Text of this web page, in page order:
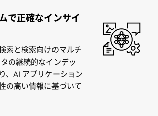
で正確なインサイ
索と検索向けのマルチ
の継続的なインデッ
、AI アプリケーション
の高い情報に基づいて